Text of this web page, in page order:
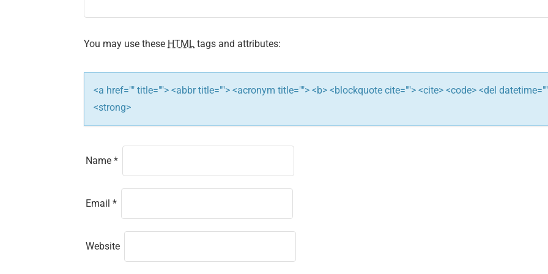
a
t
i
o
n
You may use these HTML tags and attributes:
<a href="" title=""> <abbr title=""> <acronym title=""> <b> <blockquote cite=""> <cite> <code> <del
<strong>
Name *
Email *
Website